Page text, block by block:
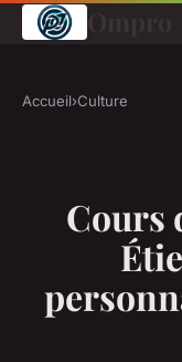
Accueil›Culture
Cours